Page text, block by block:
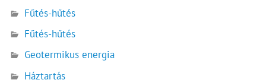
Fűtés-hűtés
Fűtés-hűtés
Geotermikus energia
Háztartás